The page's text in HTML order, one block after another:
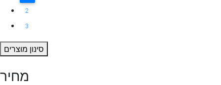
2
3
סינון מוצרים
מחיר